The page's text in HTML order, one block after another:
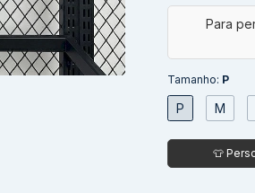
Tamanho: P
P M